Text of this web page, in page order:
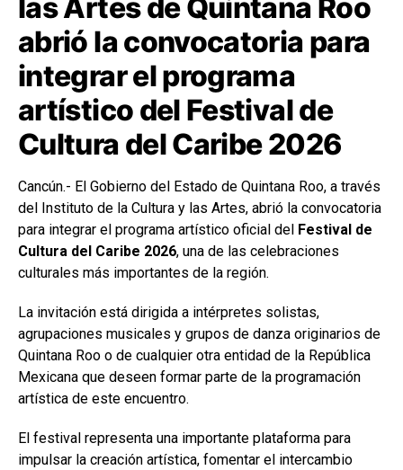
las Artes de Quintana Roo
abrió la convocatoria para
integrar el programa
artístico del Festival de
Cultura del Caribe 2026
Cancún.- El Gobierno del Estado de Quintana Roo, a través
del Instituto de la Cultura y las Artes, abrió la convocatoria
para integrar el programa artístico oficial del Festival de
Cultura del Caribe 2026, una de las celebraciones
culturales más importantes de la región.
La invitación está dirigida a intérpretes solistas,
agrupaciones musicales y grupos de danza originarios de
Quintana Roo o de cualquier otra entidad de la República
Mexicana que deseen formar parte de la programación
artística de este encuentro.
El festival representa una importante plataforma para
impulsar la creación artística, fomentar el intercambio